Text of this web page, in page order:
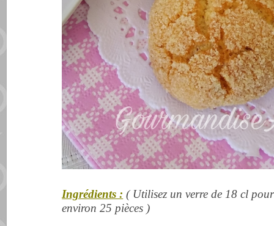
Ingrédients : ( Utilisez un verre de 18 cl
environ 25 pièces )